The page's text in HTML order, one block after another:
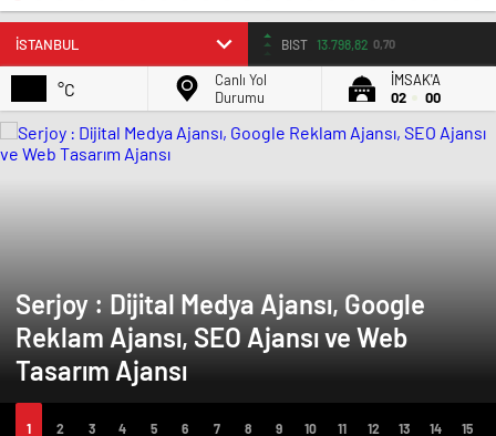
BIST 13.798,82 0,70
°C
Canlı Yol
Durumu
İMSAK'A
02
00
Serjoy : Dijital Medya Ajansı, Google
Reklam Ajansı, SEO Ajansı ve Web
Tasarım Ajansı